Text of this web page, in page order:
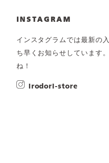
INSTAGRAM
インスタグラムでは最新の
ち早くお知らせしています
ね！
irodori-store